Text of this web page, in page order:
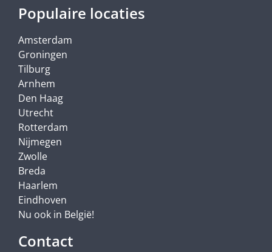
Populaire locaties
Amsterdam
Groningen
Tilburg
Arnhem
Den Haag
Utrecht
Rotterdam
Nijmegen
Zwolle
Breda
Haarlem
Eindhoven
Nu ook in België!
Contact